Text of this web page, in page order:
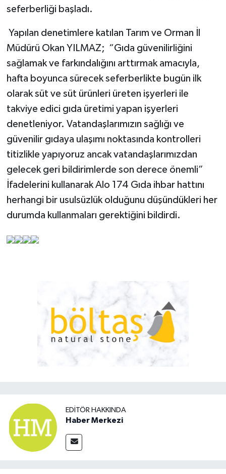
seferberliği başladı.
Yapılan denetimlere katılan Tarım ve Orman İl
Müdürü Okan YILMAZ; “Gıda güvenilirliğini
sağlamak ve farkındalığını arttırmak amacıyla,
hafta boyunca sürecek seferberlikte bugün ilk
olarak süt ve süt ürünleri üreten işyerleri ile
takviye edici gıda üretimi yapan işyerleri
denetleniyor. Vatandaşlarımızın sağlığı ve
güvenilir gıdaya ulaşımı noktasında kontrolleri
titizlikle yapıyoruz ancak vatandaşlarımızdan
gelecek geri bildirimlerde son derece önemli”
İfadelerini kullanarak Alo 174 Gıda ihbar hattını
herhangi bir usulsüzlük olduğunu düşündükleri her
durumda kullanmaları gerektiğini bildirdi.
EDITÖR HAKKINDA
Haber Merkezi